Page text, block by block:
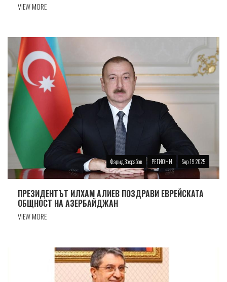
VIEW MORE
Фарид Зохрабов РЕГИОНИ Sep 19 2025
ПРЕЗИДЕНТЪТ ИЛХАМ АЛИЕВ ПОЗДРАВИ ЕВРЕЙСКАТА
ОБЩНОСТ НА АЗЕРБАЙДЖАН
VIEW MORE